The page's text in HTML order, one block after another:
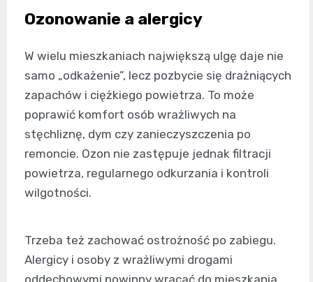
Ozonowanie a alergicy
W wielu mieszkaniach największą ulgę daje nie
samo „odkażenie”, lecz pozbycie się drażniących
zapachów i ciężkiego powietrza. To może
poprawić komfort osób wrażliwych na
stęchliznę, dym czy zanieczyszczenia po
remoncie. Ozon nie zastępuje jednak filtracji
powietrza, regularnego odkurzania i kontroli
wilgotności.
Trzeba też zachować ostrożność po zabiegu.
Alergicy i osoby z wrażliwymi drogami
oddechowymi powinny wracać do mieszkania